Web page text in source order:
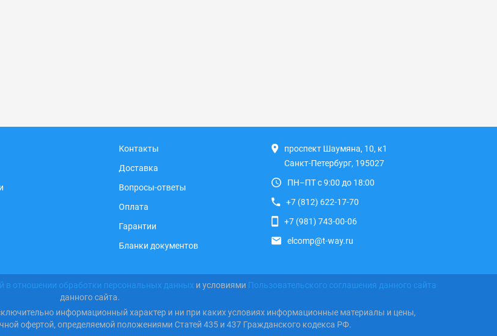
Контакты
Доставка
Вопросы-ответы
Оплата
Гарантии
Бланки документов
проспект Шаумяна, 10, к1
Санкт-Петербург, 195027
ПН–ПТ с 9:00 до 18:00
+7 (812) 622-17-70
+7 (981) 743-00-06
elcomp@t-way.ru
в отношении обработки персональных данных и условиями Пользовательского соглашения данного сайта
данного сайта.
информационный характер и ни при каких условиях информационные материалы и цены,
офертой, определяемой положениями Статей 435 и 437 Гражданского кодекса РФ.